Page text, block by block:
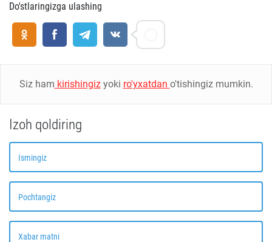
Do'stlaringizga ulashing
Siz ham kirishingizyoki ro'yxatdan o'tishingiz mumkin.
Izoh qoldiring
Ismingiz
Pochtangiz
Xabar matni